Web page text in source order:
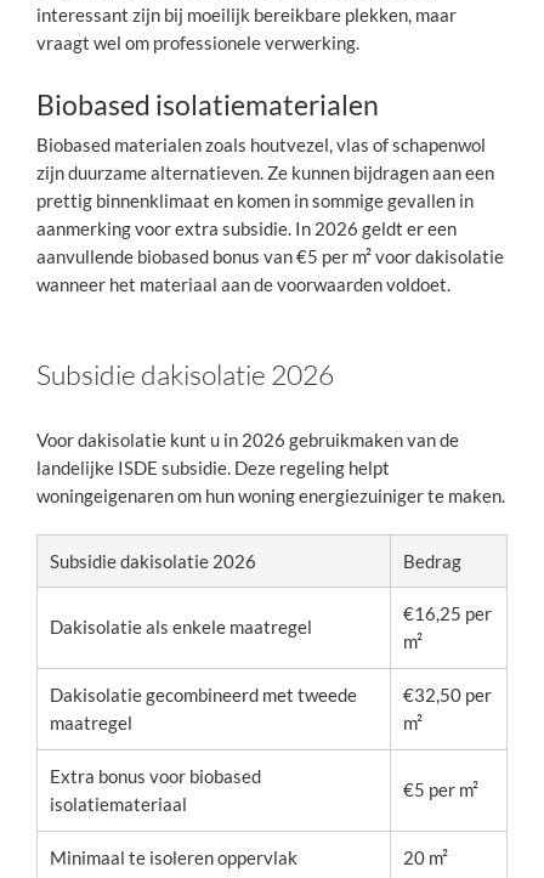
interessant zijn bij moeilijk bereikbare plekken, maar
vraagt wel om professionele verwerking.
Biobased isolatiematerialen
Biobased materialen zoals houtvezel, vlas of schapenwol
zijn duurzame alternatieven. Ze kunnen bijdragen aan een
prettig binnenklimaat en komen in sommige gevallen in
aanmerking voor extra subsidie. In 2026 geldt er een
aanvullende biobased bonus van €5 per m² voor dakisolatie
wanneer het materiaal aan de voorwaarden voldoet.
Subsidie dakisolatie 2026
Voor dakisolatie kunt u in 2026 gebruikmaken van de
landelijke ISDE subsidie. Deze regeling helpt
woningeigenaren om hun woning energiezuiniger te maken.
Subsidie dakisolatie 2026 Bedrag
Dakisolatie als enkele maatregel
€16,25 per
m²
Dakisolatie gecombineerd met tweede
maatregel
€32,50 per
m²
Extra bonus voor biobased
isolatiemateriaal
€5 per m²
Minimaal te isoleren oppervlak 20 m²